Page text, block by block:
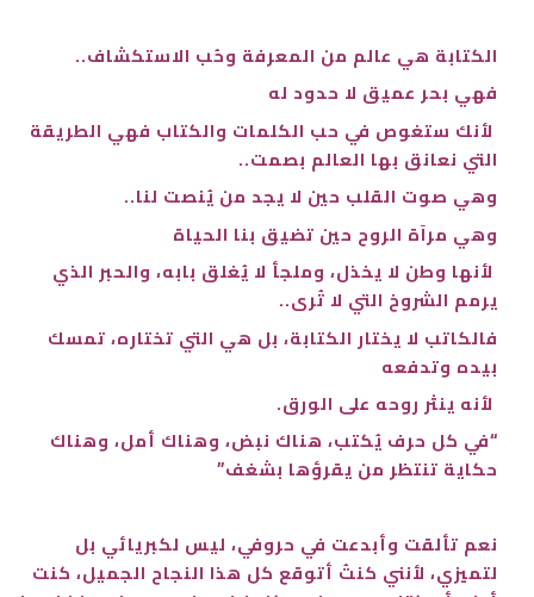
الكتابة هي عالم من المعرفة وحُب الاستكشاف..
فهي بحر عميق لا حدود له
لأنك ستغوص في حب الكلمات والكتاب فهي الطريقة
التي نعانق بها العالم بصمت..
وهي صوت القلب حين لا يجد من يُنصت لنا..
وهي مرآة الروح حين تضيق بنا الحياة
لأنها وطن لا يخذل، وملجأ لا يُغلق بابه، والحبر الذي
يرمم الشروخ التي لا تُرى..
فالكاتب لا يختار الكتابة، بل هي التي تختاره، تمسك
بيده وتدفعه
لأنه ينثر روحه على الورق.
“في كل حرف يُكتب، هناك نبض، وهناك أمل، وهناك
حكاية تنتظر من يقرؤها بشغف”
نعم تألقت وأبدعت في حروفي، ليس لكبريائي بل
لتميزي، لأنني كنتُ أتوقع كل هذا النجاح الجميل، كنت